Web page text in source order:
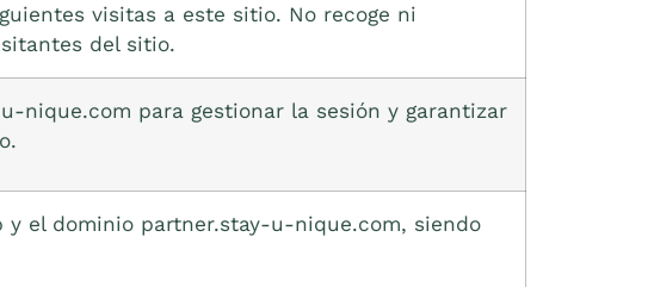
visitas a este sitio. No recoge ni
del sitio.
nique.com para gestionar la sesión y garantizar
el dominio partner.stay-u-nique.com, siendo